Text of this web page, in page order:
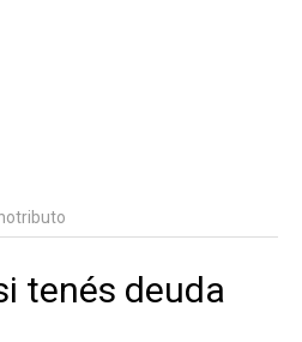
tenés deuda